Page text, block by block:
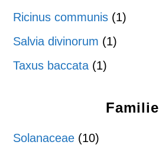
Ricinus communis (1)
Salvia divinorum (1)
Taxus baccata (1)
Familie
Solanaceae (10)